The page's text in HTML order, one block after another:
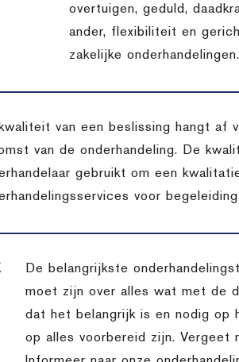
overtuigen, geduld,
ander, flexibiliteit en
zakelijke onderhandelingen.
van een beslissing hangt af
van de onderhandeling. De
gebruikt om een
voor
De belangrijkste
moet zijn over alles wat met de
dat het belangrijk is en nodig op
op alles voorbereid zijn. Vergeet